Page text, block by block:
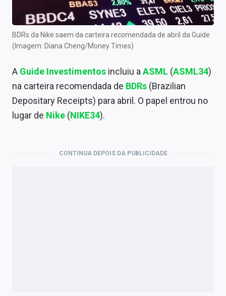
Central de Fundos Imobiliários
Central dos IPOs
Renda Fixa
Finanças Pessoais
Economia
BDRs da Nike saem da carteira recomendada de abril da Guide
(Imagem: Diana Cheng/Money Times)
A Guide Investimentos incluiu aASML (ASML34)
na carteira recomendada de BDRs (Brazilian
Depositary Receipts) para abril. O papel entrou no
lugar de Nike (NIKE34).
CONTINUA DEPOIS DA PUBLICIDADE